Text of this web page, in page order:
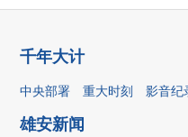
千年大计
中央部署 重大时刻 影音纪
雄安新闻